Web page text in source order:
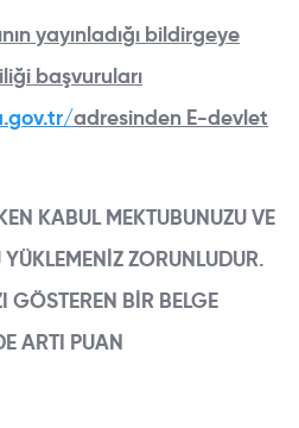
yayınladığı bildirgeye
başvuruları
adresinden E-devlet
KABUL MEKTUBUNUZU VE
ZORUNLUDUR.
BİR BELGE
ARTI PUAN